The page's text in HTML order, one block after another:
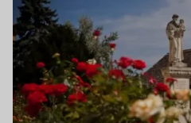
Programok
Önkormányzat
Hírek